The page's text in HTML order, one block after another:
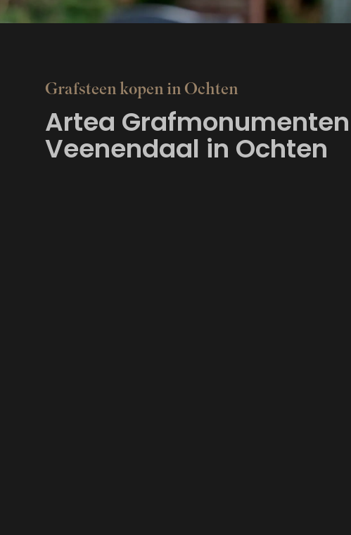
Grafsteen kopen in Ochten
Artea Grafmonumenten
Veenendaal in Ochten